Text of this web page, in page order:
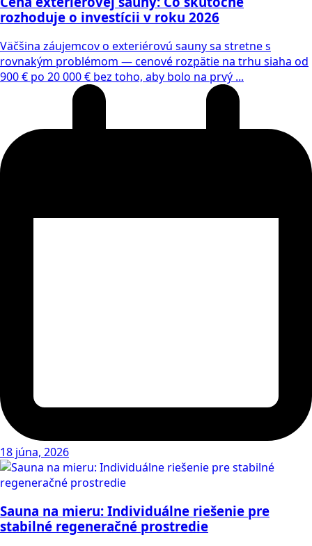
rozhoduje o investícii v roku 2026
Väčšina záujemcov o exteriérovú sauny sa stretne s
rovnakým problémom — cenové rozpätie na trhu siaha od
900 € po 20 000 € bez toho, aby bolo na prvý ...
18 júna, 2026
Sauna na mieru: Individuálne riešenie pre
stabilné regeneračné prostredie